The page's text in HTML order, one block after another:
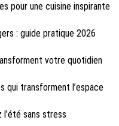
pour une cuisine inspirante
: guide pratique 2026
votre quotidien
qui transforment l’espace
sans stress